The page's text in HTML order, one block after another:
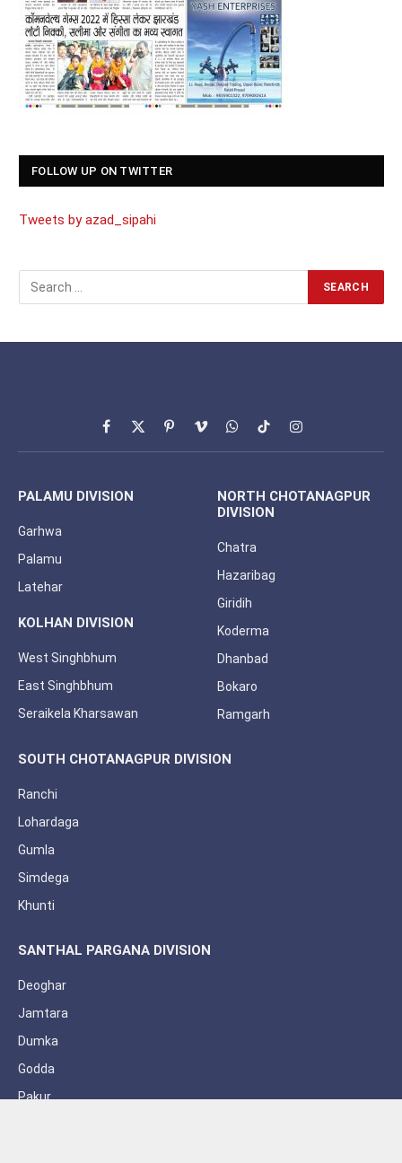
FOLLOW UP ON TWITTER
Tweets by azad_sipahi
Facebook
X
(Twitter)
PinterestVimeoWhatsApp
TikTokInstagram
PALAMU DIVISION
Garhwa
Palamu
Latehar
KOLHAN DIVISION
West Singhbhum
East Singhbhum
Seraikela Kharsawan
NORTH CHOTANAGPUR
DIVISION
Chatra
Hazaribag
Giridih
Koderma
Dhanbad
Bokaro
Ramgarh
SOUTH CHOTANAGPUR DIVISION
Ranchi
Lohardaga
Gumla
Simdega
Khunti
SANTHAL PARGANA DIVISION
Deoghar
Jamtara
Dumka
Godda
Pakur